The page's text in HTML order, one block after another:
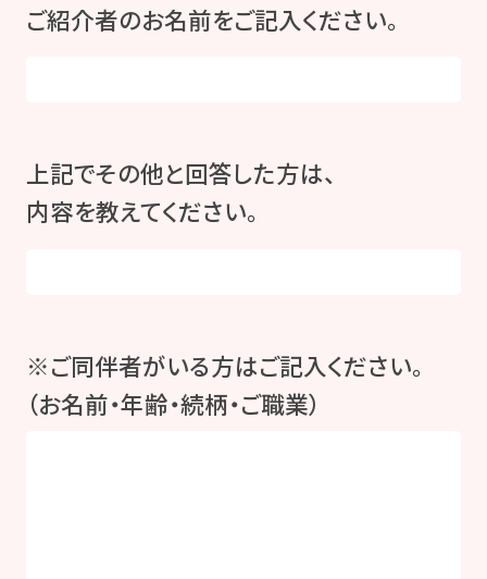
ご紹介者のお名前をご記入ください。
上記でその他と回答した方は、
内容を教えてください。
※ご同伴者がいる方はご記入ください。
（お名前・年齢・続柄・ご職業）